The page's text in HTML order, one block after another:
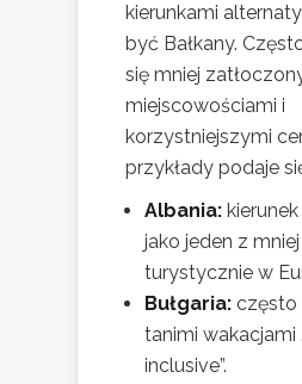
kierunkami
być Bałkany.
się mniej
miejscowościami i
korzystniejszymi
przykłady podaje
Albania:
jako jeden z
turystycznie w
Bułgaria: często
tanimi wakacjami
inclusive”.